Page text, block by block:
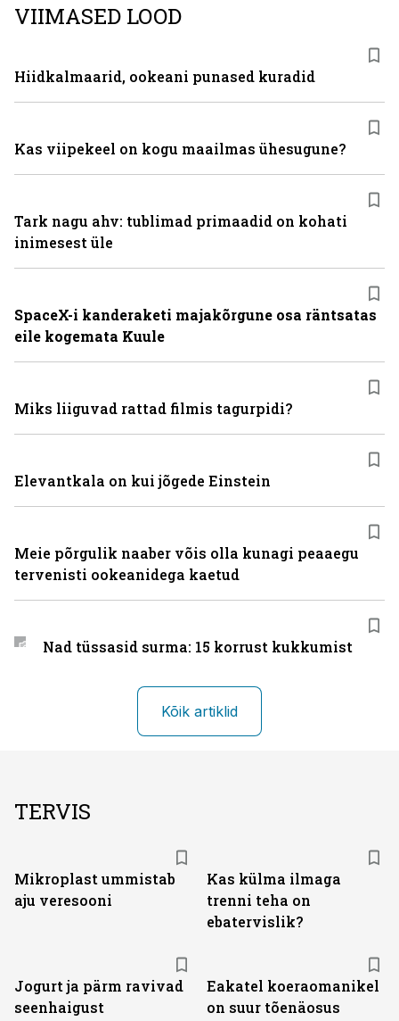
VIIMASED LOOD
Hiidkalmaarid, ookeani punased kuradid
Kas viipekeel on kogu maailmas ühesugune?
Tark nagu ahv: tublimad primaadid on kohati
inimesest üle
SpaceX-i kanderaketi majakõrgune osa räntsatas
eile kogemata Kuule
Miks liiguvad rattad filmis tagurpidi?
Elevantkala on kui jõgede Einstein
Meie põrgulik naaber võis olla kunagi peaaegu
tervenisti ookeanidega kaetud
Nad tüssasid surma: 15 korrust kukkumist
Kõik artiklid
TERVIS
Mikroplast ummistab
aju veresooni
Kas külma ilmaga
trenni teha on
ebatervislik?
Jogurt ja pärm ravivad
seenhaigust
Eakatel koeraomanikel
on suur tõenäosus